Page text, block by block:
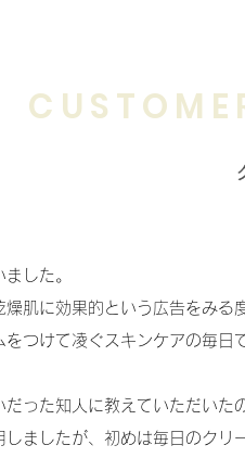
した。
肌に効果的という広告をみる
つけて凌ぐスキンケアの毎日
った知人に教えていただいた
ましたが、初めは毎日のク